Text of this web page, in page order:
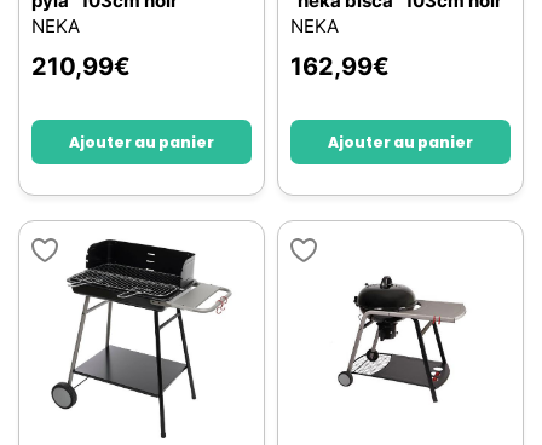
NEKA
210,99€
Ajouter au panier
NEKA
162,99€
Ajouter au panier